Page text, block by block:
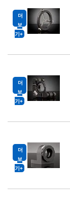
더
보
기
더
보
기
더
보
기